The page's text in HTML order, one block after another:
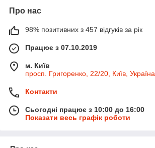
Про нас
98% позитивних з 457 відгуків за рік
Працює з 07.10.2019
м. Київ
просп. Григоренко, 22/20, Київ, Україна
Контакти
Сьогодні працює з 10:00 до 16:00
Показати весь графік роботи